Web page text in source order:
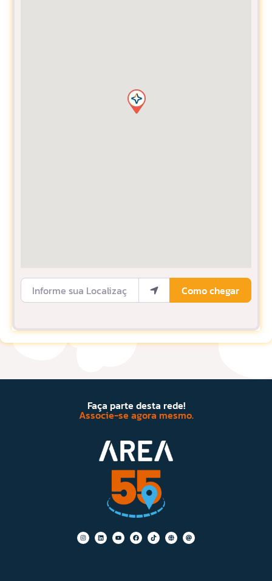
Informe sua Localização
Como chegar
Faça parte desta rede!
Associe-se agora mesmo.